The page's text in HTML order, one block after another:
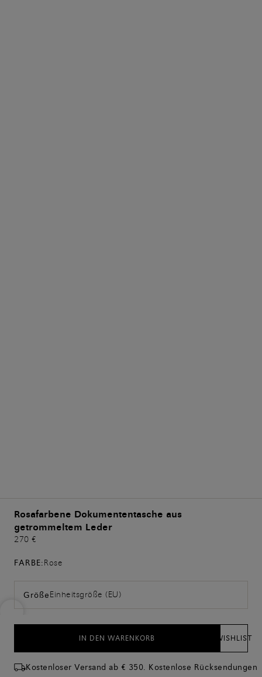
Rosafarbene Dokumententasche aus
getrommeltem Leder
270 €
FARBE:Rose
GrößeEinheitsgröße (EU)
IN DEN WARENKORB WISHLIST
Kostenloser Versand ab € 350. Kostenlose Rücksendungen